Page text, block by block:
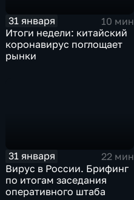
31 января
10 мин
Итоги недели: китайский
коронавирус поглощает
рынки
31 января
22 мин
Вирус в России. Брифинг
по итогам заседания
оперативного штаба